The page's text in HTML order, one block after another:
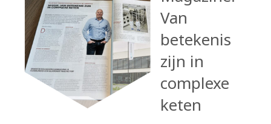
OVER ONS
CONTACT
Van
betekenis
zijn in
complexe
keten